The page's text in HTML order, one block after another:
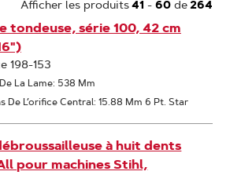
Afficher les produits41 - 60de264
tondeuse, série 100, 42 cm
198-153
La Lame: 538 Mm
De L’orifice Central: 15.88 Mm 6 Pt. Star
à huit dents
pour machines Stihl,